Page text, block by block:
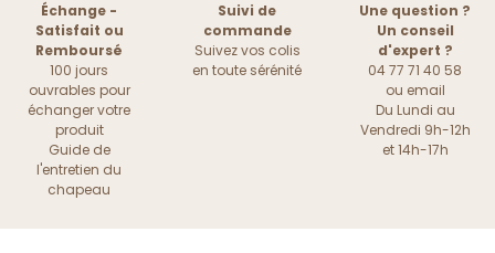
Échange -
Satisfait ou
Remboursé
100 jours
ouvrables pour
échanger votre
produit
Guide de
l'entretien du
chapeau
Suivi de
commande
Suivez vos colis
en toute sérénité
Une question ?
Un conseil
d'expert ?
04 77 71 40 58
ou email
Du Lundi au
Vendredi 9h-12h
et 14h-17h